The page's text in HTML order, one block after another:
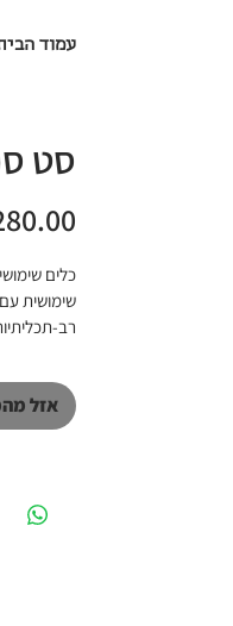
עמוד
סט
כלים
שימושית
כאחד.
זיגוג
אזל